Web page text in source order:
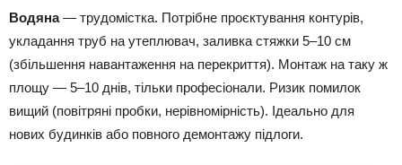
Водяна— трудомістка. Потрібне проєктування контурів,
укладання труб на утеплювач, заливка стяжки 5–10 см
(збільшення навантаження на перекриття). Монтаж на таку ж
площу — 5–10 днів, тільки професіонали. Ризик помилок
вищий (повітряні пробки, нерівномірність). Ідеально для
нових будинків або повного демонтажу підлоги.